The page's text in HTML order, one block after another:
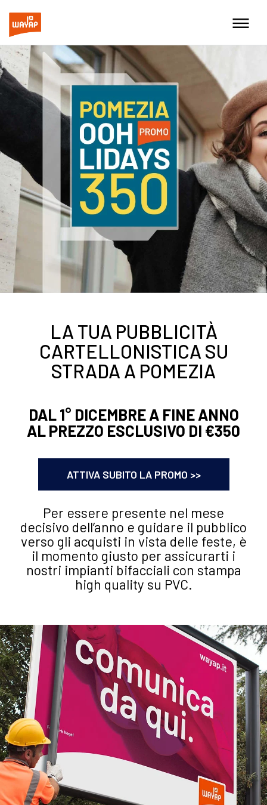
LA TUA PUBBLICITÀ
CARTELLONISTICA SU
STRADA A POMEZIA
DAL 1° DICEMBRE A FINE ANNO
AL PREZZO ESCLUSIVO DI €350
ATTIVA SUBITO LA PROMO >>
Per essere presente nel mese
decisivo dell’anno e guidare il pubblico
verso gli acquisti in vista delle feste, è
il momento giusto per assicurarti i
nostri impianti bifacciali con stampa
high quality su PVC.